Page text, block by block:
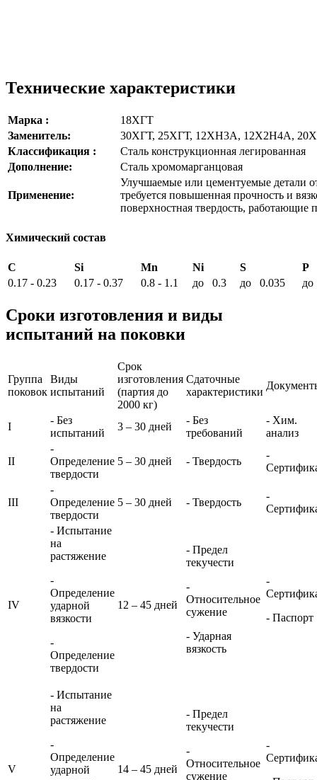
Технические характеристики
Марка :
18ХГТ
Заменитель:
30ХГТ, 25ХГТ, 12ХН3А, 12Х2Н4А,
Классификация :
Сталь конструкционная легированная
Дополнение:
Сталь хромомарганцовая
Применение:
Улучшаемые или цементуемые детали
требуется повышенная прочность и
поверхностная твердость, работающие
Химический состав
C Si Mn Ni S
P
0.17 - 0.23
0.17 - 0.37 0.8 - 1.1 до 0.3 до 0.035
Сроки изготовления и виды
испытаний на поковки
Группа
поковок
Виды
испытаний
Срок
изготовления
(партия до
2000 кг)
Сдаточные
характеристики
I
- Без
испытаний
3 – 30 дней
- Без
требований
- Хим.
анализ
II
-
Определение
твердости
5 – 30 дней - Твердость
-
III
-
Определение
твердости
5 – 30 дней - Твердость
-
IV
- Испытание
на
растяжение
-
Определение
ударной
вязкости
-
Определение
твердости
12 – 45 дней
- Предел
текучести
-
Относительное
сужение
- Ударная
вязкость
-
- Паспорт
V
- Испытание
на
растяжение
-
Определение
ударной
14 – 45 дней
- Предел
текучести
-
Относительное
сужение
-